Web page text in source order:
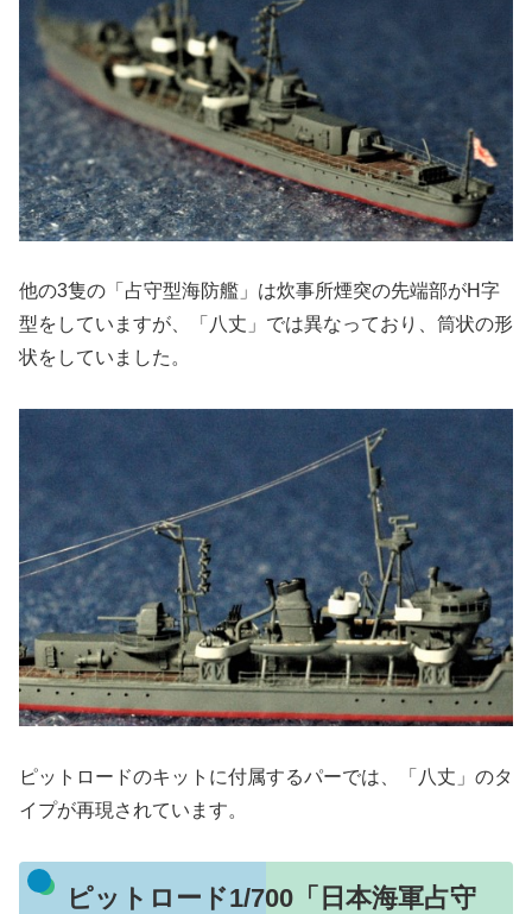
他の3隻の「占守型海防艦」は炊事所煙突の先端部がH字
型をしていますが、「八丈」では異なっており、筒状の形
状をしていました。
ピットロードのキットに付属するパーでは、「八丈」のタ
イプが再現されています。
ピットロード1/700「日本海軍占守